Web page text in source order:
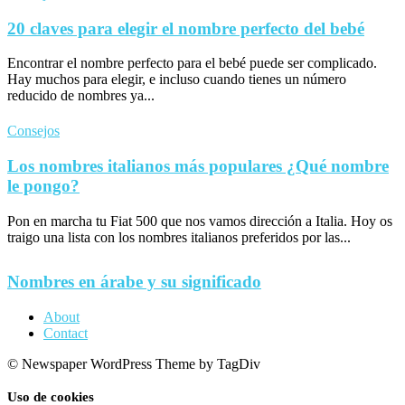
20 claves para elegir el nombre perfecto del bebé
Encontrar el nombre perfecto para el bebé puede ser complicado.
Hay muchos para elegir, e incluso cuando tienes un número
reducido de nombres ya...
Consejos
Los nombres italianos más populares ¿Qué nombre
le pongo?
Pon en marcha tu Fiat 500 que nos vamos dirección a Italia. Hoy os
traigo una lista con los nombres italianos preferidos por las...
Nombres en árabe y su significado
About
Contact
© Newspaper WordPress Theme by TagDiv
Uso de cookies